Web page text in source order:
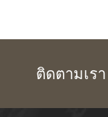
ติดตามเรา